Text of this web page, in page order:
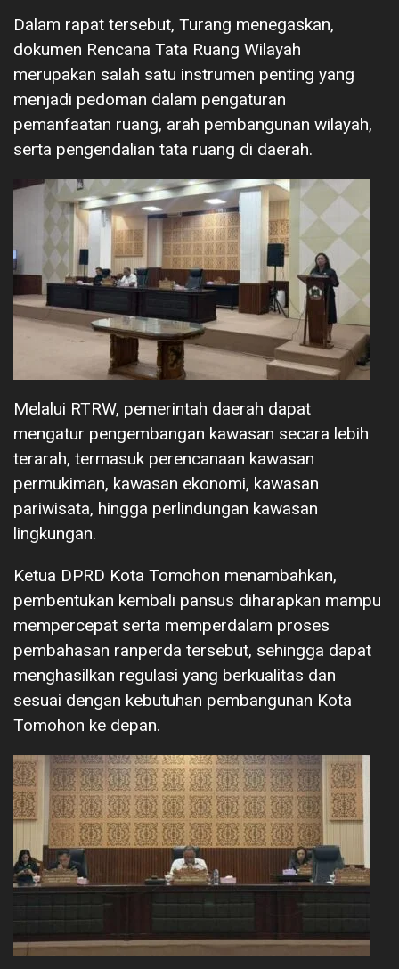
Dalam rapat tersebut, Turang menegaskan,
dokumen Rencana Tata Ruang Wilayah
merupakan salah satu instrumen penting yang
menjadi pedoman dalam pengaturan
pemanfaatan ruang, arah pembangunan wilayah,
serta pengendalian tata ruang di daerah.
Melalui RTRW, pemerintah daerah dapat
mengatur pengembangan kawasan secara lebih
terarah, termasuk perencanaan kawasan
permukiman, kawasan ekonomi, kawasan
pariwisata, hingga perlindungan kawasan
lingkungan.
Ketua DPRD Kota Tomohon menambahkan,
pembentukan kembali pansus diharapkan mampu
mempercepat serta memperdalam proses
pembahasan ranperda tersebut, sehingga dapat
menghasilkan regulasi yang berkualitas dan
sesuai dengan kebutuhan pembangunan Kota
Tomohon ke depan.